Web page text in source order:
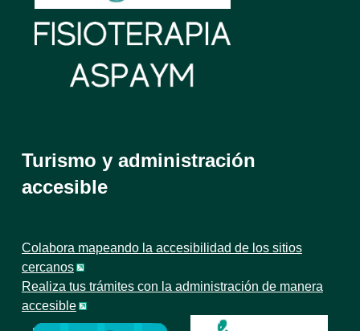
Turismo y administración
accesible
Colabora mapeando la accesibilidad de los sitios
cercanos
Realiza tus trámites con la administración de manera
accesible